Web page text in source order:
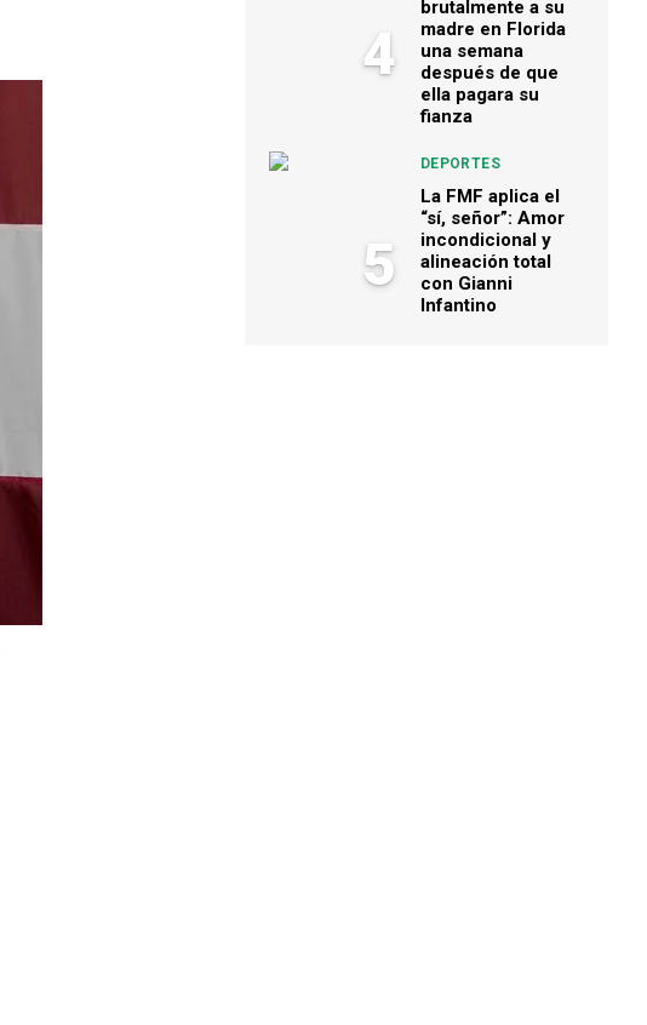
4
brutalmente a su
madre en Florida
una semana
después de que
ella pagara su
fianza
5
DEPORTES
La FMF aplica el
“sí, señor”: Amor
incondicional y
alineación total
con Gianni
Infantino